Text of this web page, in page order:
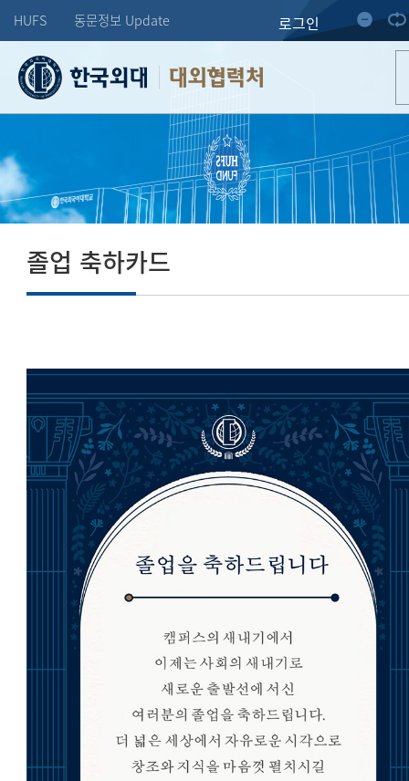
HUFS 동문정보 Update 로그인
대외협력처
졸업 축하카드